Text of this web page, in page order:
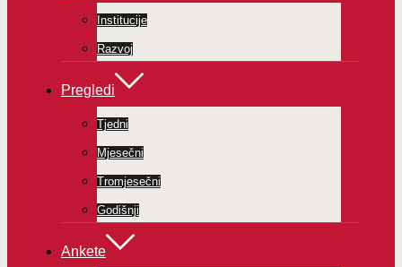
Institucije
Razvoj
Pregledi
Tjedni
Mjesečni
Tromjesečni
Godišnji
Ankete